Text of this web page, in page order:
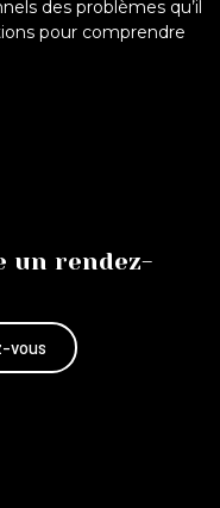
des problèmes qu’il
pour comprendre
un rendez-
vous